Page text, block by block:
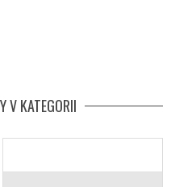
V KATEGORII